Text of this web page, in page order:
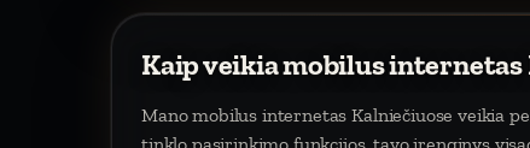
Kaip veikia mobilus internetas
Mano mobilus internetas Kalniečiuose veikia